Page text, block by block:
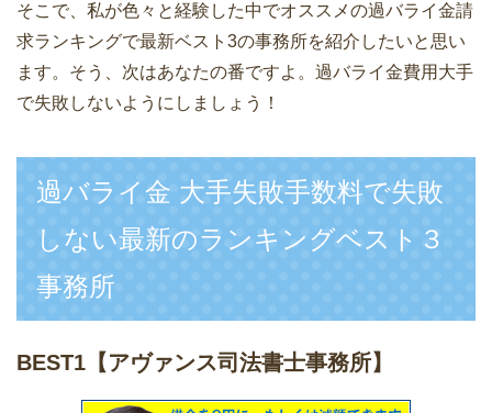
そこで、私が色々と経験した中でオススメの過バライ金請
求ランキングで最新ベスト3の事務所を紹介したいと思い
ます。そう、次はあなたの番ですよ。過バライ金費用大手
で失敗しないようにしましょう！
過バライ金 大手失敗手数料で失敗
しない最新のランキングベスト３
事務所
BEST1 【アヴァンス司法書士事務所】